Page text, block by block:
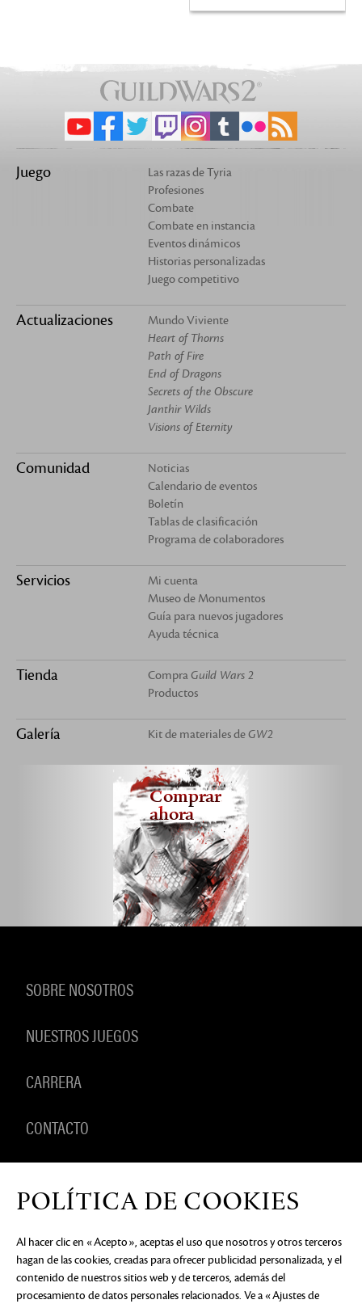
Juego
Las razas de Tyria
Profesiones
Combate
Combate en instancia
Eventos dinámicos
Historias personalizadas
Juego competitivo
Actualizaciones
Mundo Viviente
Heart of Thorns
Path of Fire
End of Dragons
Secrets of the Obscure
Janthir Wilds
Visions of Eternity
Comunidad
Noticias
Calendario de eventos
Boletín
Tablas de clasificación
Programa de colaboradores
Servicios
Mi cuenta
Museo de Monumentos
Guía para nuevos jugadores
Ayuda técnica
Tienda CompraGuild Wars 2
Productos
Galería Kit de materiales deGW2
Comprar
ahora
SOBRE NOSOTROS
NUESTROS JUEGOS
CARRERA
CONTACTO
AVISO DE PRIVACIDAD DOCUMENTOS LEGALES
NO
VENDER NI COMPARTIR MI INFORMACIÓN
PERSONAL
PREFERENCIAS DE COOKIES
POLÍTICA DE COOKIES
Al hacer clic en «Acepto», aceptas el uso que nosotros y otros terceros
hagan de las cookies, creadas para ofrecer publicidad personalizada, y el
contenido de nuestros sitios web y de terceros, además del
procesamiento de datos personales relacionados. Ve a «Ajustes de